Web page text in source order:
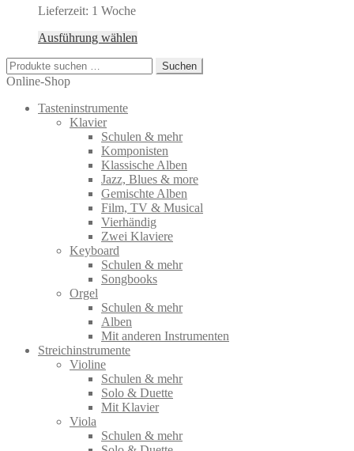
Lieferzeit: 1 Woche
Ausführung wählen
weist
Optionen
können
auf
der
Produktseite
gewählt
werden
Suchen
nach:
Suchen
Online-Shop
Tasteninstrumente
Klavier
Schulen & mehr
Komponisten
Klassische Alben
Jazz, Blues & more
Gemischte Alben
Film, TV & Musical
Vierhändig
Zwei Klaviere
Keyboard
Schulen & mehr
Songbooks
Orgel
Schulen & mehr
Alben
Mit anderen Instrumenten
Streichinstrumente
Violine
Schulen & mehr
Solo & Duette
Mit Klavier
Viola
Schulen & mehr